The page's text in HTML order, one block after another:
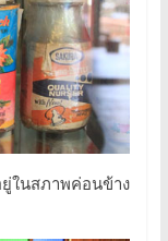
ในสภาพค่อนข้าง